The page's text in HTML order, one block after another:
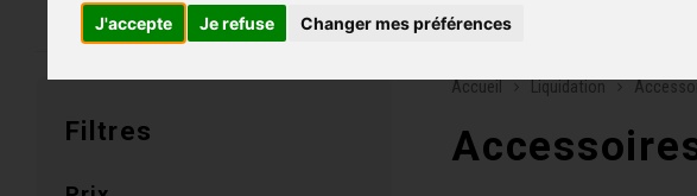
J'accepte Je refuse Changer mes préférences
Entreprise familiale depuis 1970 Livraison gratuite sur commandes de
Filtres
Accueil Liquidation